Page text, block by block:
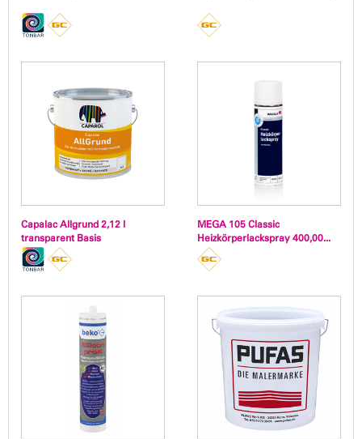
Capalac Allgrund 2,12 l
transparent Basis
MEGA 105 Classic
Heizkörperlackspray 400,00...